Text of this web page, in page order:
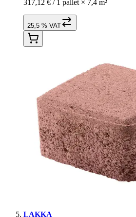
317,12 € / 1 pallet × 7,4 m²
25,5 % VAT
LAKKA